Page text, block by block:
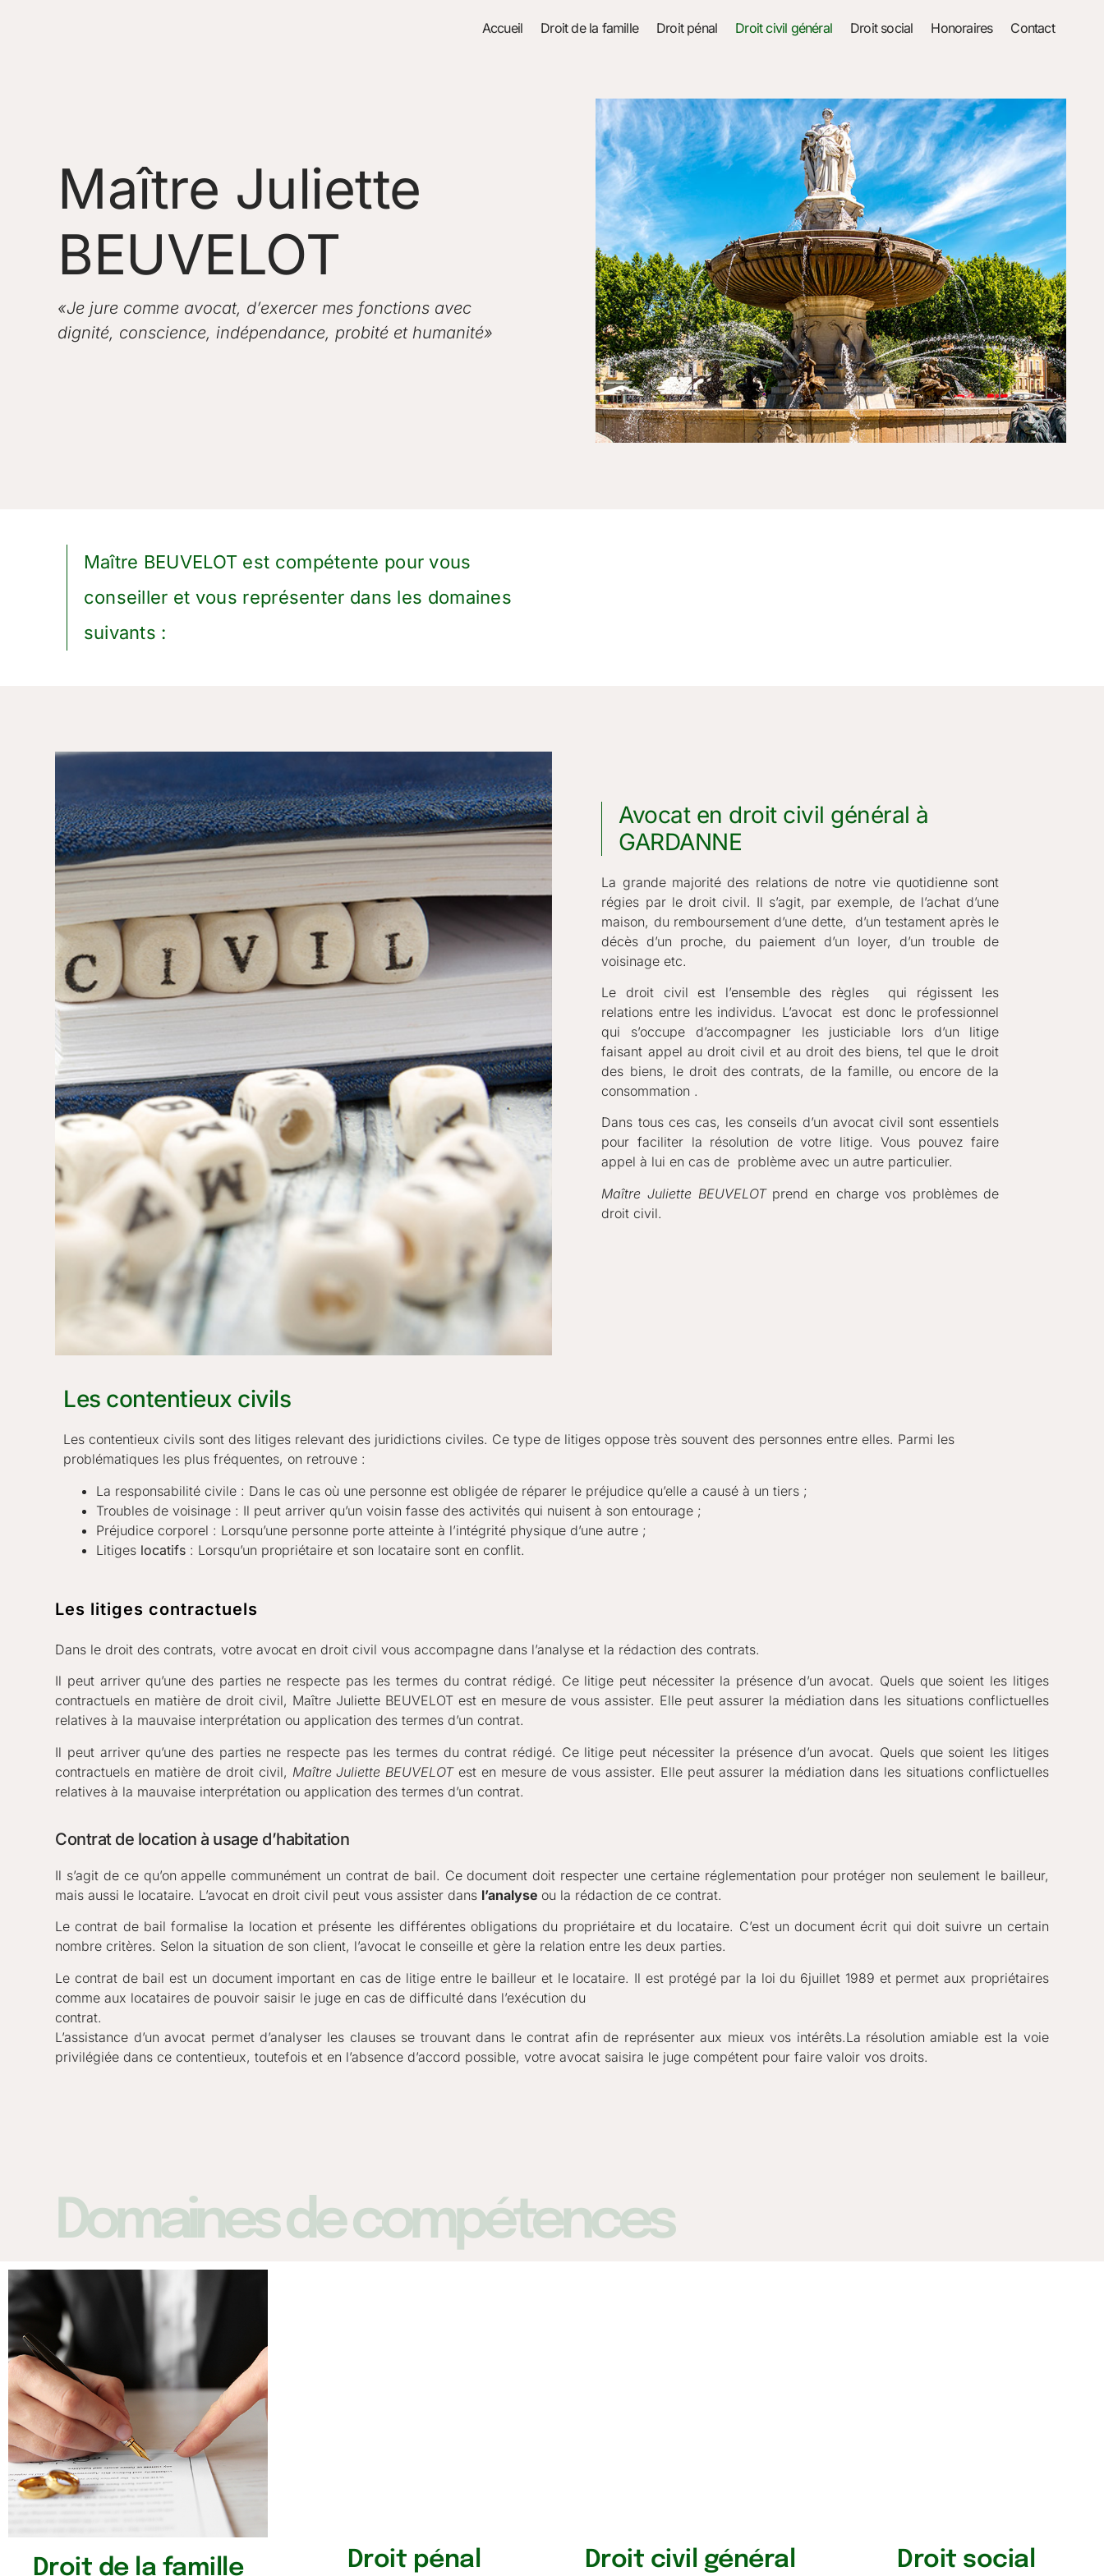
Accueil Droit de la famille Droit pénal Droit civil général Droit social Honoraires Contact
Maître Juliette
BEUVELOT
«Je jure comme avocat, d’exercer mes fonctions avec
dignité, conscience, indépendance, probité et humanité»
Maître BEUVELOT est compétente pour vous
conseiller et vous représenter dans les domaines
suivants :
Avocat en droit civil général à
GARDANNE
La grande majorité des relations de notre vie quotidienne sont
régies par le droit civil. Il s’agit, par exemple, de l’achat d’une
maison, du remboursement d’une dette, d’un testament après le
décès d’un proche, du paiement d’un loyer, d’un trouble de
voisinage etc.
Le droit civil est l’ensemble des règles qui régissent les
relations entre les individus. L’avocat est donc le professionnel
qui s’occupe d’accompagner les justiciable lors d’un litige
faisant appel au droit civil et au droit des biens, tel que le droit
des biens, le droit des contrats, de la famille, ou encore de la
consommation .
Dans tous ces cas, les conseils d’un avocat civil sont essentiels
pour faciliter la résolution de votre litige. Vous pouvez faire
appel à lui en cas de problème avec un autre particulier.
Maître Juliette BEUVELOT prend en charge vos problèmes de
droit civil.
Les contentieux civils
Les contentieux civils sont des litiges relevant des juridictions civiles. Ce type de litiges oppose très souvent des personnes entre elles. Parmi les
problématiques les plus fréquentes, on retrouve :
La responsabilité civile : Dans le cas où une personne est obligée de réparer le préjudice qu’elle a causé à un tiers ;
Troubles de voisinage : Il peut arriver qu’un voisin fasse des activités qui nuisent à son entourage ;
Préjudice corporel : Lorsqu’une personne porte atteinte à l’intégrité physique d’une autre ;
Litiges locatifs : Lorsqu’un propriétaire et son locataire sont en conflit.
Les litiges contractuels
Dans le droit des contrats, votre avocat en droit civil vous accompagne dans l’analyse et la rédaction des contrats.
Il peut arriver qu’une des parties ne respecte pas les termes du contrat rédigé. Ce litige peut nécessiter la présence d’un avocat. Quels que soient les litiges
contractuels en matière de droit civil, Maître Juliette BEUVELOT est en mesure de vous assister. Elle peut assurer la médiation dans les situations conflictuelles
relatives à la mauvaise interprétation ou application des termes d’un contrat.
Il peut arriver qu’une des parties ne respecte pas les termes du contrat rédigé. Ce litige peut nécessiter la présence d’un avocat. Quels que soient les litiges
contractuels en matière de droit civil, Maître Juliette BEUVELOTest en mesure de vous assister. Elle peut assurer la médiation dans les situations conflictuelles
relatives à la mauvaise interprétation ou application des termes d’un contrat.
Contrat de location à usage d’habitation
Il s’agit de ce qu’on appelle communément un contrat de bail. Ce document doit respecter une certaine réglementation pour protéger non seulement le bailleur,
mais aussi le locataire. L’avocat en droit civil peut vous assister dans l’analyse ou la rédaction de ce contrat.
Le contrat de bail formalise la location et présente les différentes obligations du propriétaire et du locataire. C’est un document écrit qui doit suivre un certain
nombre critères. Selon la situation de son client, l’avocat le conseille et gère la relation entre les deux parties.
Le contrat de bail est un document important en cas de litige entre le bailleur et le locataire. Il est protégé par la loi du 6juillet 1989 et permet aux propriétaires
comme aux locataires de pouvoir saisir le juge en cas de difficulté dans l’exécution du
contrat.
L’assistance d’un avocat permet d’analyser les clauses se trouvant dans le contrat afin de représenter aux mieux vos intérêts.La résolution amiable est la voie
privilégiée dans ce contentieux, toutefois et en l’absence d’accord possible, votre avocat saisira le juge compétent pour faire valoir vos droits.
Domaines de compétences
Droit de la famille Droit pénal Droit civil général Droit social